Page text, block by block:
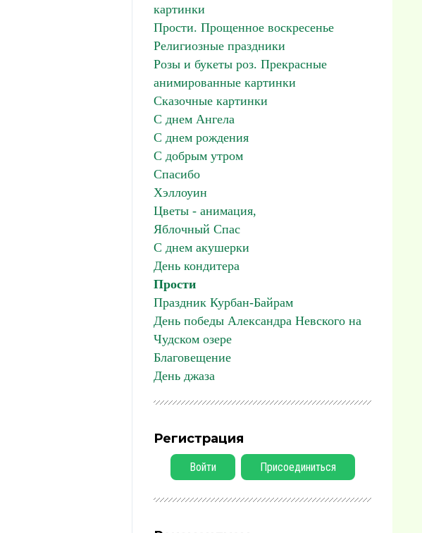
картинки
Прости. Прощенное воскресенье
Религиозные праздники
Розы и букеты роз. Прекрасные
анимированные картинки
Сказочные картинки
С днем Ангела
С днем рождения
С добрым утром
Спасибо
Хэллоуин
Цветы - анимация,
Яблочный Спас
С днем акушерки
День кондитера
Прости
Праздник Курбан-Байрам
День победы Александра Невского на
Чудском озере
Благовещение
День джаза
Регистрация
Войти Присоединиться